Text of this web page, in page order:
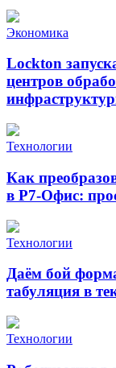
Экономика
Lockton
центров
Технологии
Как
в Р7-Офис:
Технологии
Даём бой
табуляция в
Технологии